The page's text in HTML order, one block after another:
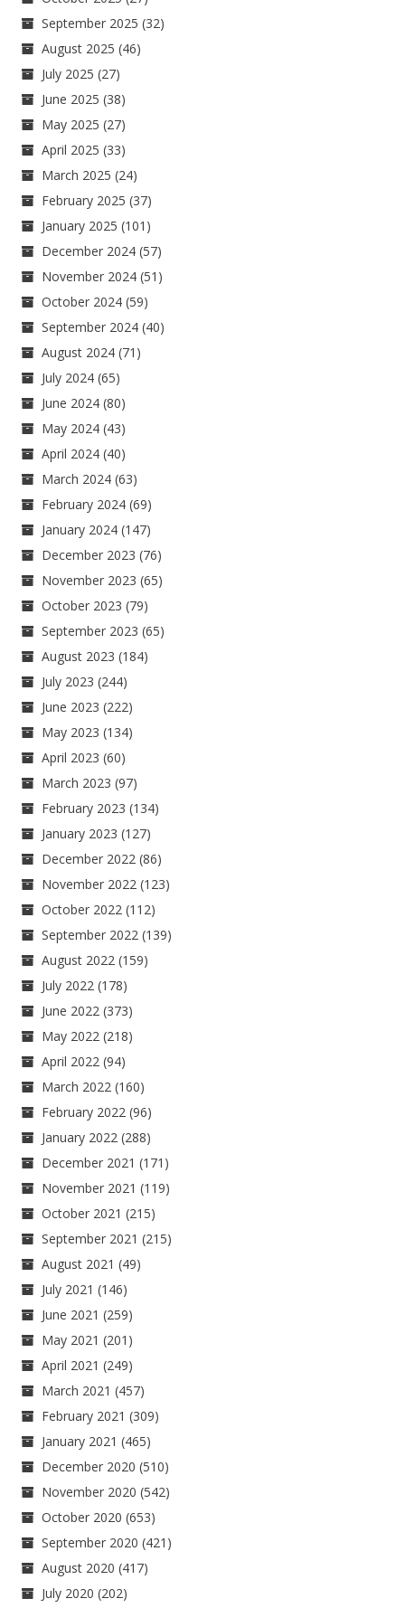
September 2025 (32)
August 2025 (46)
July 2025 (27)
June 2025 (38)
May 2025 (27)
April 2025 (33)
March 2025 (24)
February 2025 (37)
January 2025 (101)
December 2024 (57)
November 2024 (51)
October 2024 (59)
September 2024 (40)
August 2024 (71)
July 2024 (65)
June 2024 (80)
May 2024 (43)
April 2024 (40)
March 2024 (63)
February 2024 (69)
January 2024 (147)
December 2023 (76)
November 2023 (65)
October 2023 (79)
September 2023 (65)
August 2023 (184)
July 2023 (244)
June 2023 (222)
May 2023 (134)
April 2023 (60)
March 2023 (97)
February 2023 (134)
January 2023 (127)
December 2022 (86)
November 2022 (123)
October 2022 (112)
September 2022 (139)
August 2022 (159)
July 2022 (178)
June 2022 (373)
May 2022 (218)
April 2022 (94)
March 2022 (160)
February 2022 (96)
January 2022 (288)
December 2021 (171)
November 2021 (119)
October 2021 (215)
September 2021 (215)
August 2021 (49)
July 2021 (146)
June 2021 (259)
May 2021 (201)
April 2021 (249)
March 2021 (457)
February 2021 (309)
January 2021 (465)
December 2020 (510)
November 2020 (542)
October 2020 (653)
September 2020 (421)
August 2020 (417)
July 2020 (202)